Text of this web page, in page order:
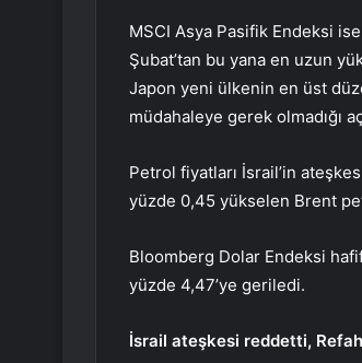
MSCI Asya Pasifik Endeksi
Şubat’tan bu yana en uzun
Japon yeni ülkenin en üst
müdahaleye gerek olmadığı
Petrol fiyatları İsrail’in
yüzde 0,45 yükselen Brent
Bloomberg Dolar Endeksi
yüzde 4,47’ye geriledi.
İsrail ateşkesi reddetti, Refah